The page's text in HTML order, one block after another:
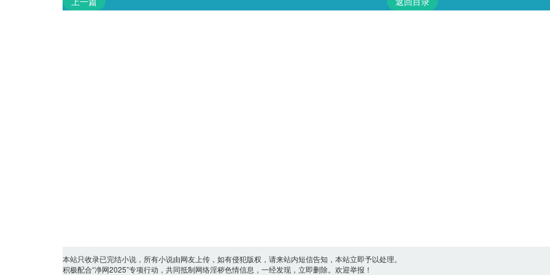
本站只收录已完结小说，所有小说由网友上传，如有侵犯版权，请来站内短信告知，本站立即予以处理。
积极配合“净网2025”专项行动，共同抵制网络淫秽色情信息，一经发现，立即删除。欢迎举报！